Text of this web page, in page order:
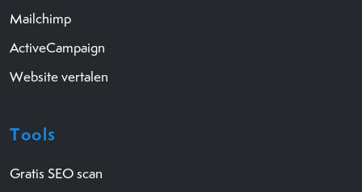
Mailchimp
ActiveCampaign
Website vertalen
Tools
Gratis SEO scan